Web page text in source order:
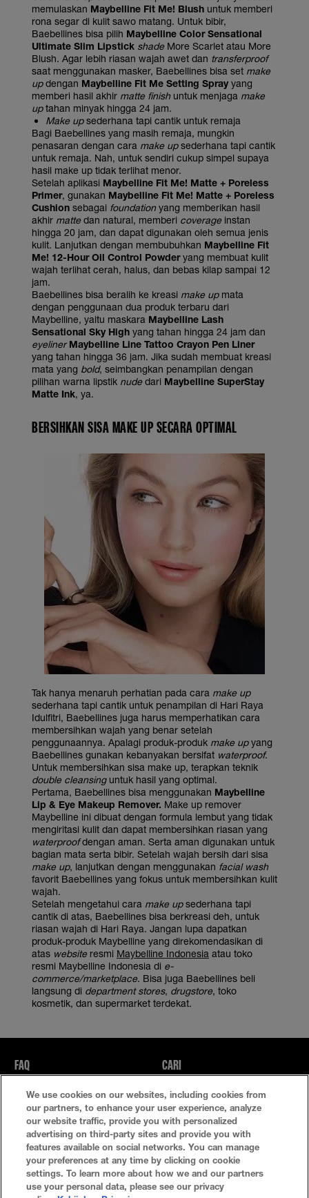
memulaskan Maybelline Fit Me! Blush untuk memberi
rona segar di kulit sawo matang. Untuk bibir,
Baebellines bisa pilih Maybelline Color Sensational
Ultimate Slim Lipstick shade More Scarlet atau More
Blush. Agar lebih riasan wajah awet dan transferproof
saat menggunakan masker, Baebellines bisa set make
updengan Maybelline Fit Me Setting Spray yang
memberi hasil akhir matte finish untuk menjaga make
uptahan minyak hingga 24 jam.
Make upsederhana tapi cantik untuk remaja
Bagi Baebellines yang masih remaja, mungkin
penasaran dengan cara make upsederhana tapi cantik
untuk remaja. Nah, untuk sendiri cukup simpel supaya
hasil make up tidak terlihat menor.
Setelah aplikasi Maybelline Fit Me! Matte + Poreless
Primer, gunakan Maybelline Fit Me! Matte + Poreless
Cushion sebagai foundation yang memberikan hasil
akhir matte dan natural, memberi coverage instan
hingga 20 jam, dan dapat digunakan oleh semua jenis
kulit. Lanjutkan dengan membubuhkan Maybelline Fit
Me! 12-Hour Oil Control Powderyang membuat kulit
wajah terlihat cerah, halus, dan bebas kilap sampai 12
jam.
Baebellines bisa beralih ke kreasi make upmata
dengan penggunaan dua produk terbaru dari
Maybelline, yaitu maskara Maybelline Lash
Sensational Sky High yang tahan hingga 24 jam dan
eyeliner Maybelline Line Tattoo Crayon Pen Liner
yang tahan hingga 36 jam. Jika sudah membuat kreasi
mata yang bold, seimbangkan penampilan dengan
pilihan warna lipstik nude dari Maybelline SuperStay
Matte Ink, ya.
BERSIHKAN SISA MAKE UP SECARA OPTIMAL
Tak hanya menaruh perhatian pada cara make up
sederhana tapi cantik untuk penampilan di Hari Raya
Idulfitri, Baebellines juga harus memperhatikan cara
membersihkan wajah yang benar setelah
penggunaannya. Apalagi produk-produk make upyang
Baebellines gunakan kebanyakan bersifat waterproof.
Untuk membersihkan sisa make up, terapkan teknik
double cleansinguntuk hasil yang optimal.
Pertama, Baebellines bisa menggunakan Maybelline
Lip & Eye Makeup Remover. Make up remover
Maybelline ini dibuat dengan formula lembut yang tidak
mengiritasi kulit dan dapat membersihkan riasan yang
waterproofdengan aman. Serta aman digunakan untuk
bagian mata serta bibir. Setelah wajah bersih dari sisa
make up, lanjutkan dengan menggunakan facial wash
favorit Baebellines yang fokus untuk membersihkan kulit
wajah.
Setelah mengetahui cara make upsederhana tapi
cantik di atas, Baebellines bisa berkreasi deh, untuk
riasan wajah di Hari Raya. Jangan lupa dapatkan
produk-produk Maybelline yang direkomendasikan di
atas website resmi Maybelline Indonesia atau toko
resmi Maybelline Indonesia di e-
commerce/marketplace. Bisa juga Baebellines beli
langsung di department stores, drugstore, toko
kosmetik, dan supermarket terdekat.
FAQ CARI
Kebijakan Privasi Ketentuan Penggunaan
Atur Cookie
We use cookies on our websites, including cookies from
our partners, to enhance your user experience, analyze
our website traffic, provide you with personalized
advertising on third-party sites and provide you with
features available on social networks. You can manage
your preferences at any time by clicking on cookie
settings. To learn more about how we and our partners
use your personal data, please see our privacy